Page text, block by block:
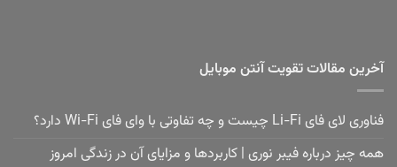
آخرین مقالات تقویت آنتن موبایل
فناوری لای فای Li-Fi چیست و چه تفاوتی با وای فای Wi-Fi دارد؟
همه چیز درباره فیبر نوری | کاربردها و مزایای آن در زندگی امروز